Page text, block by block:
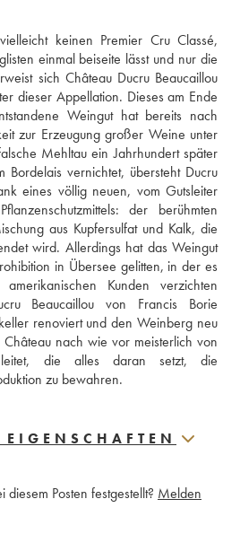
keinen Premier Cru Classé,
einmal beiseite lässt und nur die
sich Château Ducru Beaucaillou
dieser Appellation. Dieses am Ende
Weingut hat bereits nach
zur Erzeugung großer Weine unter
Mehltau ein Jahrhundert später
vernichtet, übersteht Ducru
eines völlig neuen, vom Gutsleiter
der berühmten
aus Kupfersulfat und Kalk, die
wird. Allerdings hat das Weingut
in Übersee gelitten, in der es
Kunden verzichten
Beaucaillou von Francis Borie
renoviert und den Weinberg neu
nach wie vor meisterlich von
die alles daran setzt, die
zu bewahren.
Posten festgestellt? Melden